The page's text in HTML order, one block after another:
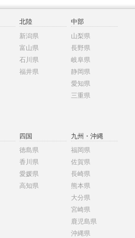
北陸
新潟県
富山県
石川県
福井県
中部
山梨県
長野県
岐阜県
静岡県
愛知県
三重県
四国
徳島県
香川県
愛媛県
高知県
九州・沖縄
福岡県
佐賀県
長崎県
熊本県
大分県
宮崎県
鹿児島県
沖縄県